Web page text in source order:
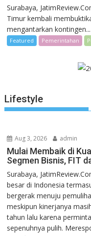
Surabaya,
Timur kembali
mengantarkan kontingen...
Featured Pemerintahan
Lifestyle
Aug 3, 2026 admin
Mulai Membaik di
Segmen Bisnis, FIT
Surabaya,
besar di Indonesia
bergerak menuju
meskipun kinerjanya
tahun lalu karena
sepenuhnya pulih.